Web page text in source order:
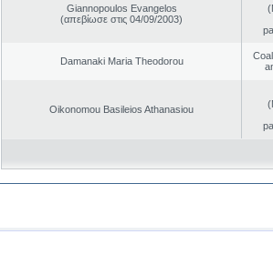
Giannopoulos Evangelos
(απεβίωσε στις 04/09/2003)
Damanaki Maria Theodorou
Oikonomou Basileios Athanasiou